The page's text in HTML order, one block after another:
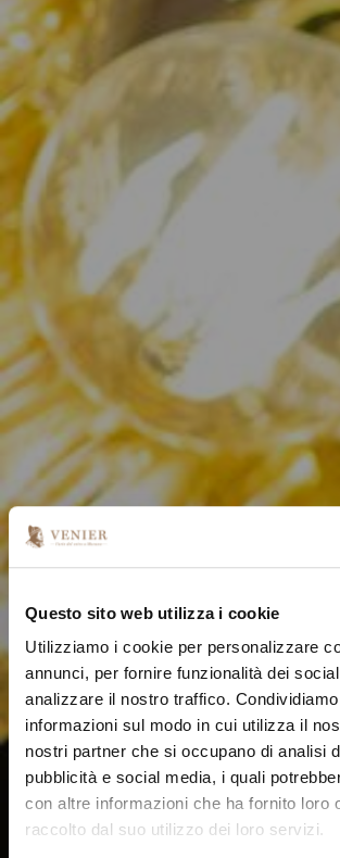
Questo sito web utilizza i cookie
Utilizziamo i cookie per personalizzare
annunci, per fornire funzionalità dei
analizzare il nostro traffico.
informazioni sul modo in cui utilizza il
nostri partner che si occupano di analisi
pubblicità e social media, i quali
con altre informazioni che ha fornito loro
raccolto dal suo utilizzo dei loro servizi.